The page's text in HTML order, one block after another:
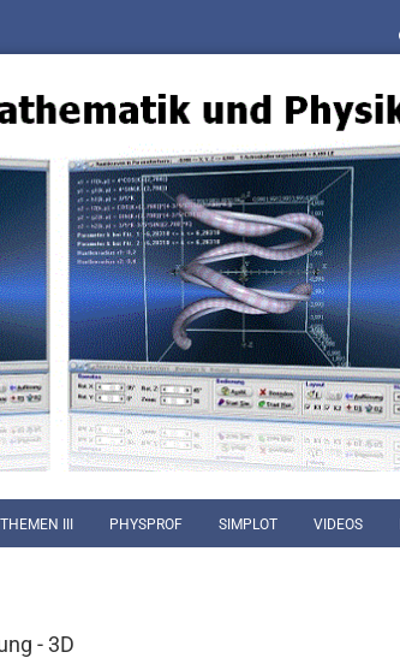
III PHYSPROF SIMPLOT VIDEOS
- 3D